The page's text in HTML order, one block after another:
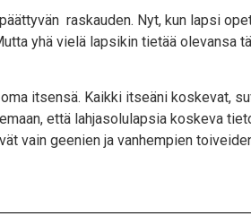
ras­kau­den. Nyt, kun lap­si
yhä vie­lä lap­si­kin tie­tää ole­van­sa
itsen­sä. Kaik­ki itseä­ni kos­ke­vat,
että lah­ja­so­lu­lap­sia kos­ke­va
vain gee­nien ja van­hem­pien